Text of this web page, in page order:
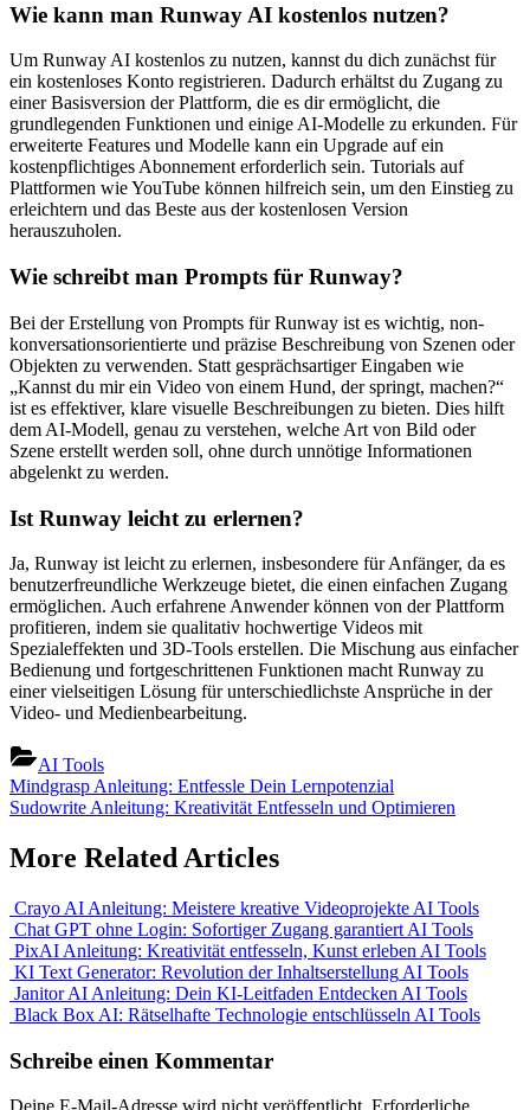
Wie kann man Runway AI kostenlos nutzen?
Um Runway AI kostenlos zu nutzen, kannst du dich zunächst für
ein kostenloses Konto registrieren. Dadurch erhältst du Zugang zu
einer Basisversion der Plattform, die es dir ermöglicht, die
grundlegenden Funktionen und einige AI-Modelle zu erkunden. Für
erweiterte Features und Modelle kann ein Upgrade auf ein
kostenpflichtiges Abonnement erforderlich sein. Tutorials auf
Plattformen wie YouTube können hilfreich sein, um den Einstieg zu
erleichtern und das Beste aus der kostenlosen Version
herauszuholen.
Wie schreibt man Prompts für Runway?
Bei der Erstellung von Prompts für Runway ist es wichtig, non-
konversationsorientierte und präzise Beschreibung von Szenen oder
Objekten zu verwenden. Statt gesprächsartiger Eingaben wie
„Kannst du mir ein Video von einem Hund, der springt, machen?“
ist es effektiver, klare visuelle Beschreibungen zu bieten. Dies hilft
dem AI-Modell, genau zu verstehen, welche Art von Bild oder
Szene erstellt werden soll, ohne durch unnötige Informationen
abgelenkt zu werden.
Ist Runway leicht zu erlernen?
Ja, Runway ist leicht zu erlernen, insbesondere für Anfänger, da es
benutzerfreundliche Werkzeuge bietet, die einen einfachen Zugang
ermöglichen. Auch erfahrene Anwender können von der Plattform
profitieren, indem sie qualitativ hochwertige Videos mit
Spezialeffekten und 3D-Tools erstellen. Die Mischung aus einfacher
Bedienung und fortgeschrittenen Funktionen macht Runway zu
einer vielseitigen Lösung für unterschiedlichste Ansprüche in der
Video- und Medienbearbeitung.
AI Tools
Beitragsnavigation
Previous
Post:
Mindgrasp Anleitung: Entfessle Dein Lernpotenzial
Next
Sudowrite Anleitung: Kreativität Entfesseln und Optimieren
More Related Articles
Crayo AI Anleitung: Meistere kreative Videoprojekte AI Tools
Chat GPT ohne Login: Sofortiger Zugang garantiert AI Tools
PixAI Anleitung: Kreativität entfesseln, Kunst erleben AI Tools
KI Text Generator: Revolution der Inhaltserstellung AI Tools
Janitor AI Anleitung: Dein KI-Leitfaden Entdecken AI Tools
Black Box AI: Rätselhafte Technologie entschlüsseln AI Tools
Schreibe einen Kommentar